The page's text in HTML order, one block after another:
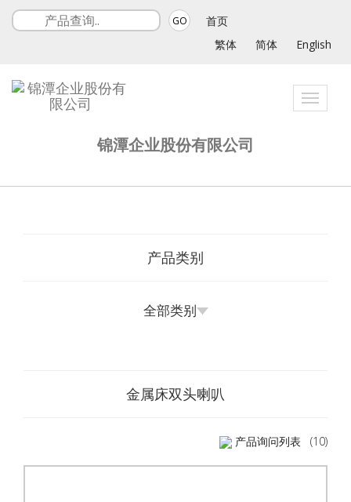
GO
首页
繁体
简体 English
Toggle
锦潭企业股份有限公司
产品类别
全部类别
金属床双头喇叭
产品询问列表 (10)